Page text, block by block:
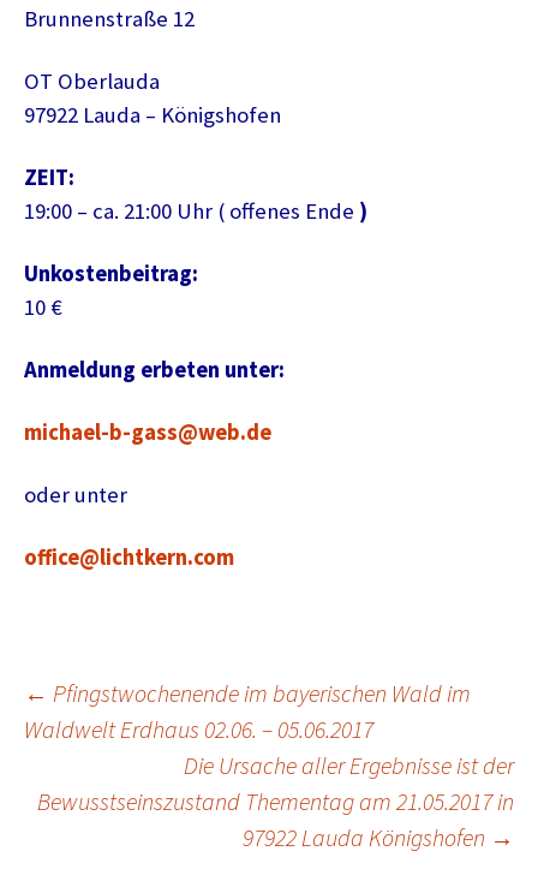
Brunnenstraße 12
OT Oberlauda
97922 Lauda – Königshofen
ZEIT:
19:00 – ca. 21:00 Uhr ( offenes Ende )
Unkostenbeitrag:
10 €
Anmeldung erbeten unter:
michael-b-gass@web.de
oder unter
office@lichtkern.com
Beitragsnavigation
← Pfingstwochenende im bayerischen Wald im
Waldwelt Erdhaus 02.06. – 05.06.2017
Die Ursache aller Ergebnisse ist der
Bewusstseinszustand Thementag am 21.05.2017 in
97922 Lauda Königshofen →